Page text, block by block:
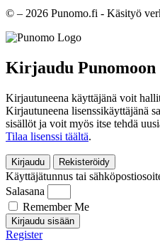
© – 2026 Punomo.fi - Käsityö
Kirjaudu Punomoon
Kirjautuneena käyttäjänä voit
Kirjautuneena lisenssikäyttäjänä
sisällöt ja voit myös itse tehdä
Tilaa lisenssi täältä.
Kirjaudu Rekisteröidy
Käyttäjätunnus tai
Salasana
Remember Me
Kirjaudu sisään
Register